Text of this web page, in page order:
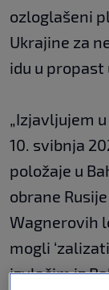
ozloglašeni
Ukrajine za
idu u propast
„Izjavljujem
10. svibnja
položaje u
obrane
Wagnerovih
mogli
izvlačim iz